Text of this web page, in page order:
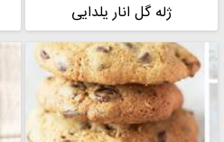
ژله گل انار یلدایی